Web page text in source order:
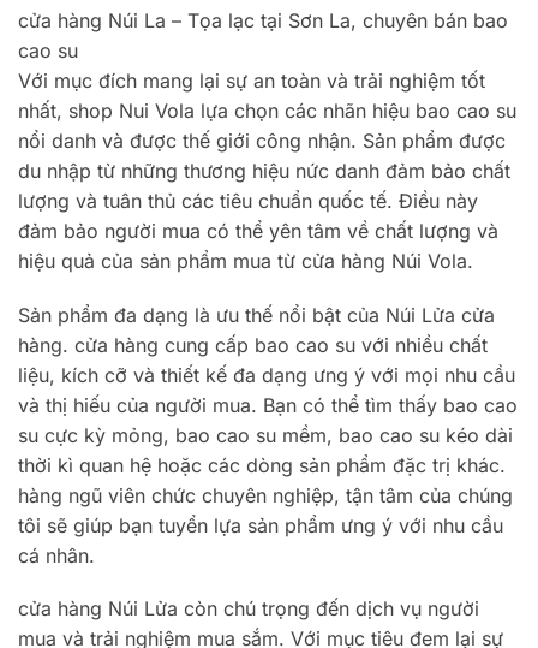
cửa hàng Núi La – Tọa lạc tại Sơn La, chuyên bán bao
cao su
Với mục đích mang lại sự an toàn và trải nghiệm tốt
nhất, shop Nui Vola lựa chọn các nhãn hiệu bao cao su
nổi danh và được thế giới công nhận. Sản phẩm được
du nhập từ những thương hiệu nức danh đảm bảo chất
lượng và tuân thủ các tiêu chuẩn quốc tế. Điều này
đảm bảo người mua có thể yên tâm về chất lượng và
hiệu quả của sản phẩm mua từ cửa hàng Núi Vola.
Sản phẩm đa dạng là ưu thế nổi bật của Núi Lửa cửa
hàng. cửa hàng cung cấp bao cao su với nhiều chất
liệu, kích cỡ và thiết kế đa dạng ưng ý với mọi nhu cầu
và thị hiếu của người mua. Bạn có thể tìm thấy bao cao
su cực kỳ mỏng, bao cao su mềm, bao cao su kéo dài
thời kì quan hệ hoặc các dòng sản phẩm đặc trị khác.
hàng ngũ viên chức chuyên nghiệp, tận tâm của chúng
tôi sẽ giúp bạn tuyển lựa sản phẩm ưng ý với nhu cầu
cá nhân.
cửa hàng Núi Lửa còn chú trọng đến dịch vụ người
mua và trải nghiệm mua sắm. Với mục tiêu đem lại sự